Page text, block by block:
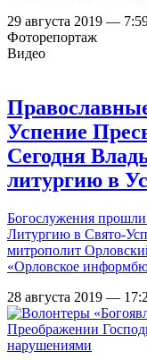
29 августа 2019 —
Фоторепортаж
Видео
Успение
Сегодня
литургию в
Богослужения
Литургию в Свято-
митрополит
«Орловское
28 августа 2019 —